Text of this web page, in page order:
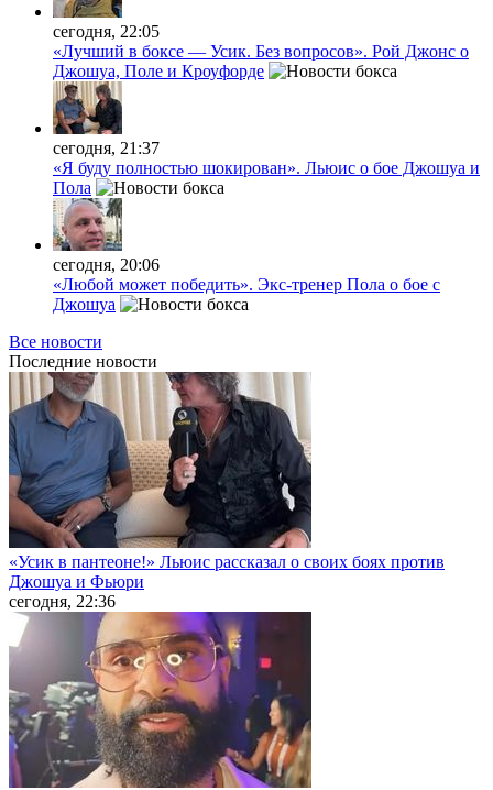
сегодня, 22:05
«Лучший в боксе — Усик. Без вопросов». Рой Джонс о
Джошуа, Поле и Кроуфорде
сегодня, 21:37
«Я буду полностью шокирован». Льюис о бое Джошуа и
Пола
сегодня, 20:06
«Любой может победить». Экс-тренер Пола о бое с
Джошуа
Все новости
Последние новости
«Усик в пантеоне!» Льюис рассказал о своих боях против
Джошуа и Фьюри
сегодня, 22:36